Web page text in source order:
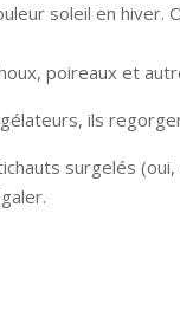
soleil en hiver.
poireaux et
ils
surgelés